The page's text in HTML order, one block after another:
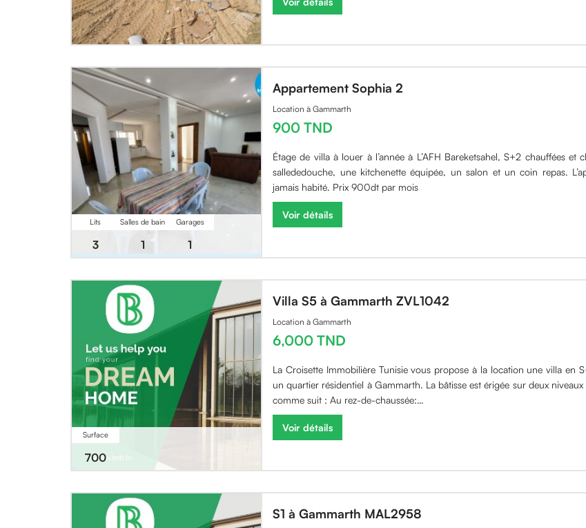
Lits
3
Salles de bain
1
Garages
1
Appartement Sophia 2
Location à Gammarth
900 TND
Étage de villa à louer à l’année à L’AFH Bareketsahel, S+2 chauffées et
sallededouche, une kitchenette équipée, un salon et un coin repas.
jamais habité. Prix 900dt par mois
Voir détails
Surface
700
Villa S5 à Gammarth ZVL1042
Location à Gammarth
6,000 TND
La Croisette Immobilière Tunisie vous propose à la location une villa en
un quartier résidentiel à Gammarth. La bâtisse est érigée sur deux
comme suit : Au rez-de-chaussée:…
Voir détails
S1 à Gammarth MAL2958